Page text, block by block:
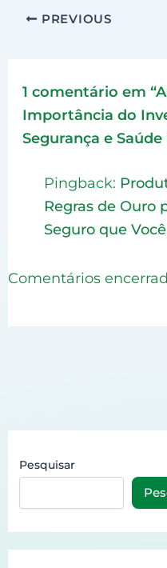
PREVIOUS
1 comentário em
Importância do
Segurança e
Pingback:
Regras de Ouro
Seguro que
Comentários
Pesquisar